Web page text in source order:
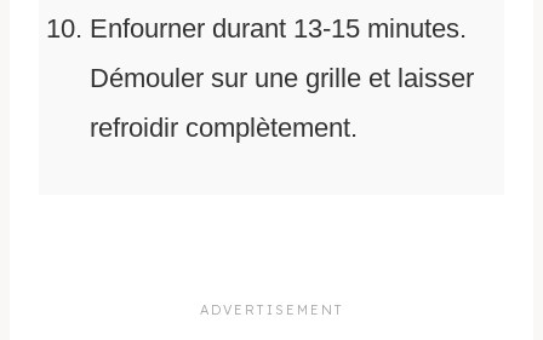
Enfourner durant 13-15 minutes.
Démouler sur une grille et laisser
refroidir complètement.